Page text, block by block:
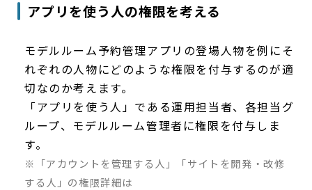
アプリを使う人の権限を考える
モデルルーム予約管理アプリの登場人物を例にそ
れぞれの人物にどのような権限を付与するのが適
切なのか考えます。
「アプリを使う人」である運用担当者、各担当グ
ループ、モデルルーム管理者に権限を付与しま
す。
※「アカウントを管理する人」「サイトを開発・改修
する人」の権限詳細は